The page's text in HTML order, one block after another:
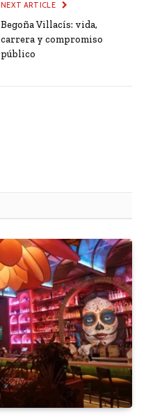
NEXT ARTICLE
Begoña Villacís: vida,
carrera y compromiso
público